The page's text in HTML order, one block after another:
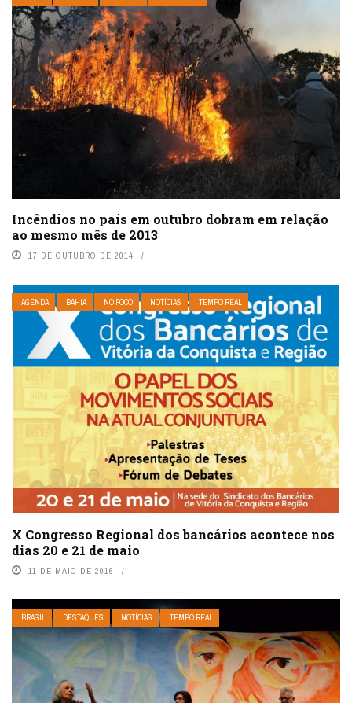
Incêndios no país em outubro dobram em relação
ao mesmo mês de 2013
17 DE OUTUBRO DE 2014
AGENDA BAHIA NO FOCO NOTÍCIAS TEMPO REAL
X Congresso Regional dos bancários acontece nos
dias 20 e 21 de maio
11 DE MAIO DE 2016
BRASIL DESTAQUES NOTÍCIAS TEMPO REAL